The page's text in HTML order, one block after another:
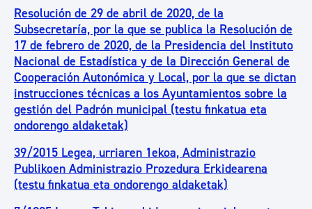
Resolución de 29 de abril de 2020, de la
Subsecretaría, por la que se publica la Resolución de
17 de febrero de 2020, de la Presidencia del Instituto
Nacional de Estadística y de la Dirección General de
Cooperación Autonómica y Local, por la que se dictan
instrucciones técnicas a los Ayuntamientos sobre la
gestión del Padrón municipal (testu finkatua eta
ondorengo aldaketak)
39/2015 Legea, urriaren 1ekoa, Administrazio
Publikoen Administrazio Prozedura Erkidearena
(testu finkatua eta ondorengo aldaketak)